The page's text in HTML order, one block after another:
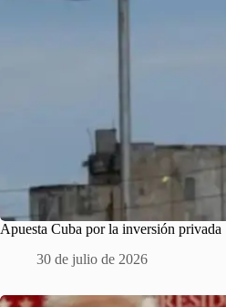
Apuesta Cuba por la inversión privada
30 de julio de 2026